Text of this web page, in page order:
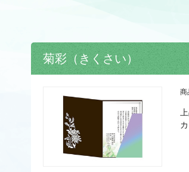
菊彩（きくさい）
商